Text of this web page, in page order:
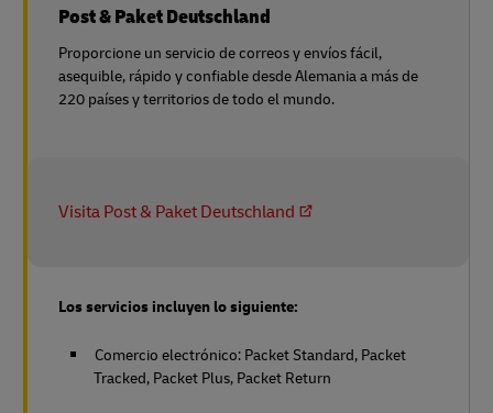
Post & Paket Deutschland
Proporcione un servicio de correos y envíos fácil,
asequible, rápido y confiable desde Alemania a más de
220 países y territorios de todo el mundo.
Visita Post & Paket Deutschland
Los servicios incluyen lo siguiente:
Comercio electrónico: Packet Standard, Packet
Tracked, Packet Plus, Packet Return